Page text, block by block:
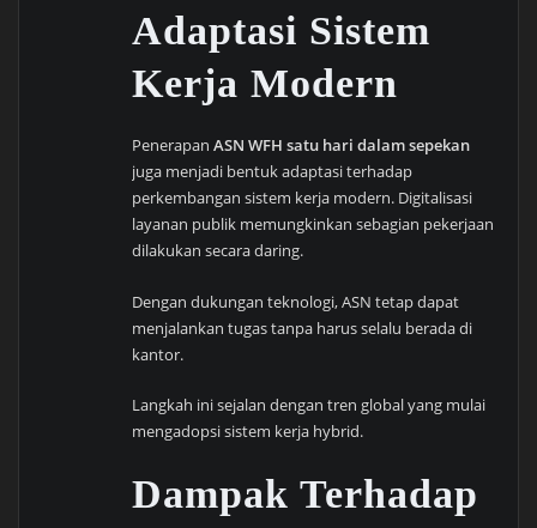
Adaptasi Sistem
Kerja Modern
PenerapanASN WFH satu hari dalam sepekan
juga menjadi bentuk adaptasi terhadap
perkembangan sistem kerja modern. Digitalisasi
layanan publik memungkinkan sebagian pekerjaan
dilakukan secara daring.
Dengan dukungan teknologi, ASN tetap dapat
menjalankan tugas tanpa harus selalu berada di
kantor.
Langkah ini sejalan dengan tren global yang mulai
mengadopsi sistem kerja hybrid.
Dampak Terhadap